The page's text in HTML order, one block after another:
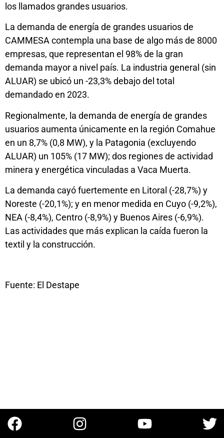
los llamados grandes usuarios.
La demanda de energía de grandes usuarios de
CAMMESA contempla una base de algo más de 8000
empresas, que representan el 98% de la gran
demanda mayor a nivel país. La industria general (sin
ALUAR) se ubicó un -23,3% debajo del total
demandado en 2023.
Regionalmente, la demanda de energía de grandes
usuarios aumenta únicamente en la región Comahue
en un 8,7% (0,8 MW), y la Patagonia (excluyendo
ALUAR) un 105% (17 MW); dos regiones de actividad
minera y energética vinculadas a Vaca Muerta.
La demanda cayó fuertemente en Litoral (-28,7%) y
Noreste (-20,1%); y en menor medida en Cuyo (-9,2%),
NEA (-8,4%), Centro (-8,9%) y Buenos Aires (-6,9%).
Las actividades que más explican la caída fueron la
textil y la construcción.
Fuente: El Destape